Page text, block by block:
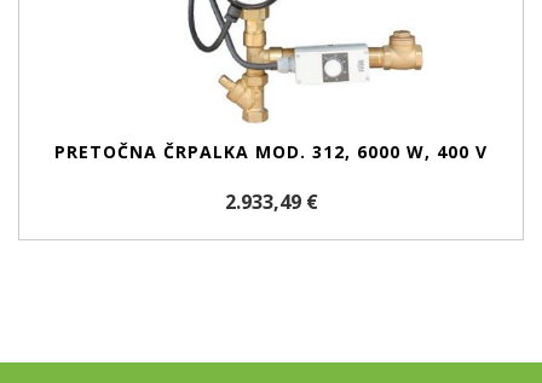
PRETOČNA ČRPALKA MOD. 312, 6000 W, 400 V
2.933,49 €